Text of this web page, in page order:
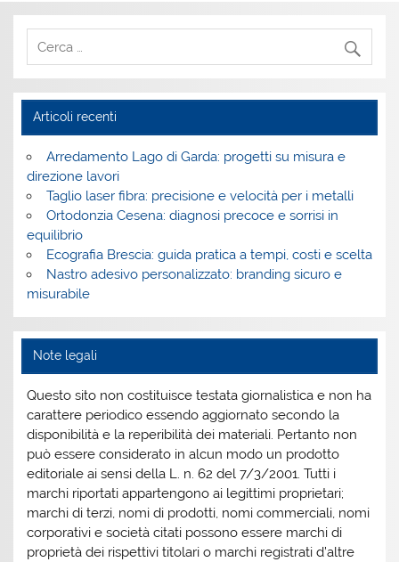
Articoli recenti
Arredamento Lago di Garda: progetti su misura e
direzione lavori
Taglio laser fibra: precisione e velocità per i metalli
Ortodonzia Cesena: diagnosi precoce e sorrisi in
equilibrio
Ecografia Brescia: guida pratica a tempi, costi e scelta
Nastro adesivo personalizzato: branding sicuro e
misurabile
Note legali
Questo sito non costituisce testata giornalistica e non ha
carattere periodico essendo aggiornato secondo la
disponibilità e la reperibilità dei materiali. Pertanto non
può essere considerato in alcun modo un prodotto
editoriale ai sensi della L. n. 62 del 7/3/2001. Tutti i
marchi riportati appartengono ai legittimi proprietari;
marchi di terzi, nomi di prodotti, nomi commerciali, nomi
corporativi e società citati possono essere marchi di
proprietà dei rispettivi titolari o marchi registrati d’altre